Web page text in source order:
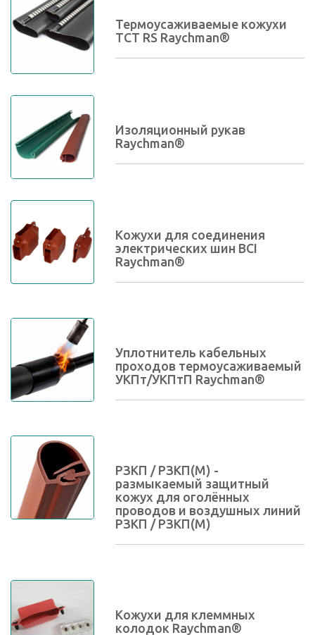
Термоусаживаемые кожухи
TCT RS Raychman®
Изоляционный рукав
Raychman®
Кожухи для соединения
электрических шин BCI
Raychman®
Уплотнитель кабельных
проходов термоусаживаемый
УКПт/УКПтП Raychman®
РЗКП / РЗКП(М) -
размыкаемый защитный
кожух для оголённых
проводов и воздушных линий
РЗКП / РЗКП(М)
Кожухи для клеммных
колодок Raychman®